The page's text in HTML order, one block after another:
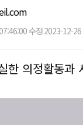
수정 2023-12-
한 의정활동과